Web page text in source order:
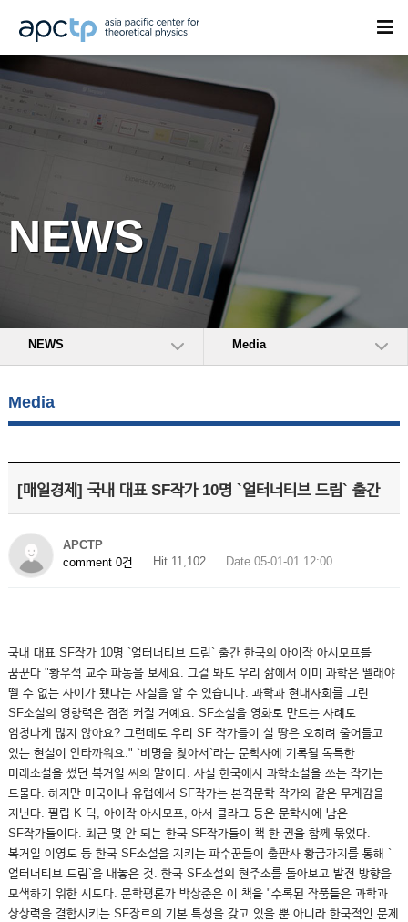
NEWS
NEWS Media
Media
[매일경제] 국내 대표 SF작가 10명 `얼터너티브 드림` 출간
APCTP
comment 0건
Hit 11,102 Date 05-01-01 12:00
국내 대표 SF작가 10명 `얼터너티브 드림` 출간 한국의 아이작 아시모프를
꿈꾼다 "황우석 교수 파동을 보세요. 그걸 봐도 우리 삶에서 이미 과학은 뗄래야
뗄 수 없는 사이가 됐다는 사실을 알 수 있습니다. 과학과 현대사회를 그린
SF소설의 영향력은 점점 커질 거예요. SF소설을 영화로 만드는 사례도
엄청나게 많지 않아요? 그런데도 우리 SF 작가들이 설 땅은 오히려 줄어들고
있는 현실이 안타까워요." `비명을 찾아서`라는 문학사에 기록될 독특한
미래소설을 썼던 복거일 씨의 말이다. 사실 한국에서 과학소설을 쓰는 작가는
드물다. 하지만 미국이나 유럽에서 SF작가는 본격문학 작가와 같은 무게감을
지닌다. 필립 K 딕, 아이작 아시모프, 아서 클라크 등은 문학사에 남은
SF작가들이다. 최근 몇 안 되는 한국 SF작가들이 책 한 권을 함께 묶었다.
복거일 이영도 등 한국 SF소설을 지키는 파수꾼들이 출판사 황금가지를 통해 `
얼터너티브 드림`을 내놓은 것. 한국 SF소설의 현주소를 돌아보고 발전 방향을
모색하기 위한 시도다. 문학평론가 박상준은 이 책을 "수록된 작품들은 과학과
상상력을 결합시키는 SF장르의 기본 특성을 갖고 있을 뿐 아니라 한국적인 문제